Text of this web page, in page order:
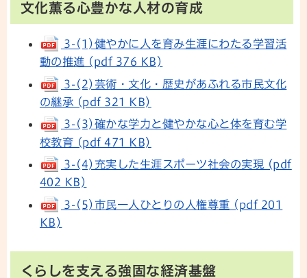
文化薫る心豊かな人材の育成
3-(1)健やかに人を育み生涯にわたる学習活
動の推進 (pdf 376 KB)
3-(2)芸術・文化・歴史があふれる市民文化
の継承 (pdf 321 KB)
3-(3)確かな学力と健やかな心と体を育む学
校教育 (pdf 471 KB)
3-(4)充実した生涯スポーツ社会の実現 (pdf
402 KB)
3-(5)市民一人ひとりの人権尊重 (pdf 201
KB)
くらしを支える強固な経済基盤